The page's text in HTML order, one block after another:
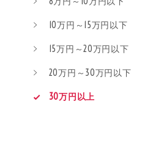
10万円～15万円以下
15万円～20万円以下
20万円～30万円以下
30万円以上